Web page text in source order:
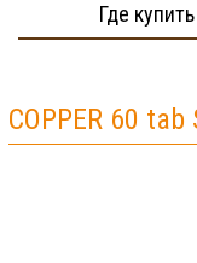
Где купить
COPPER 60